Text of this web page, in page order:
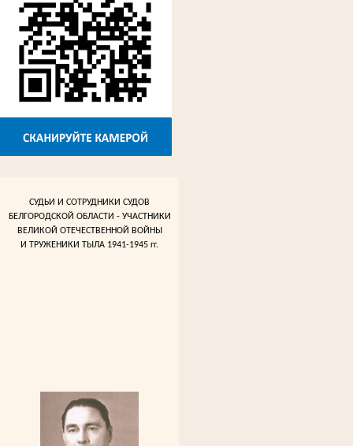
СУДЬИ И СОТРУДНИКИ СУДОВ
БЕЛГОРОДСКОЙ ОБЛАСТИ - УЧАСТНИКИ
ВЕЛИКОЙ ОТЕЧЕСТВЕННОЙ ВОЙНЫ
И ТРУЖЕНИКИ ТЫЛА 1941-1945 гг.